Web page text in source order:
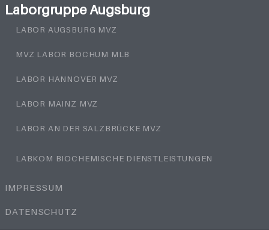
IMPRESSUM
DATENSCHUTZ
Laborgruppe Augsburg
LABOR AUGSBURG MVZ
MVZ LABOR BOCHUM MLB
LABOR HANNOVER MVZ
LABOR MAINZ MVZ
LABOR AN DER SALZBRÜCKE MVZ
LABKOM BIOCHEMISCHE DIENSTLEISTUNGEN